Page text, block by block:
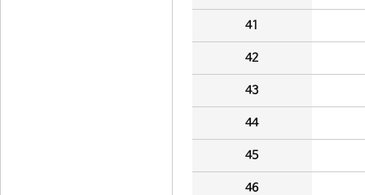
41
42
43
44
45
46